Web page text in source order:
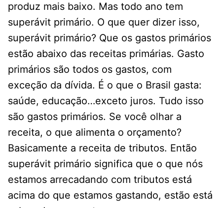
produz mais baixo. Mas todo ano tem
superávit primário. O que quer dizer isso,
superávit primário? Que os gastos primários
estão abaixo das receitas primárias. Gasto
primários são todos os gastos, com
exceção da dívida. É o que o Brasil gasta:
saúde, educação…exceto juros. Tudo isso
são gastos primários. Se você olhar a
receita, o que alimenta o orçamento?
Basicamente a receita de tributos. Então
superávit primário significa que o que nós
estamos arrecadando com tributos está
acima do que estamos gastando, estão está